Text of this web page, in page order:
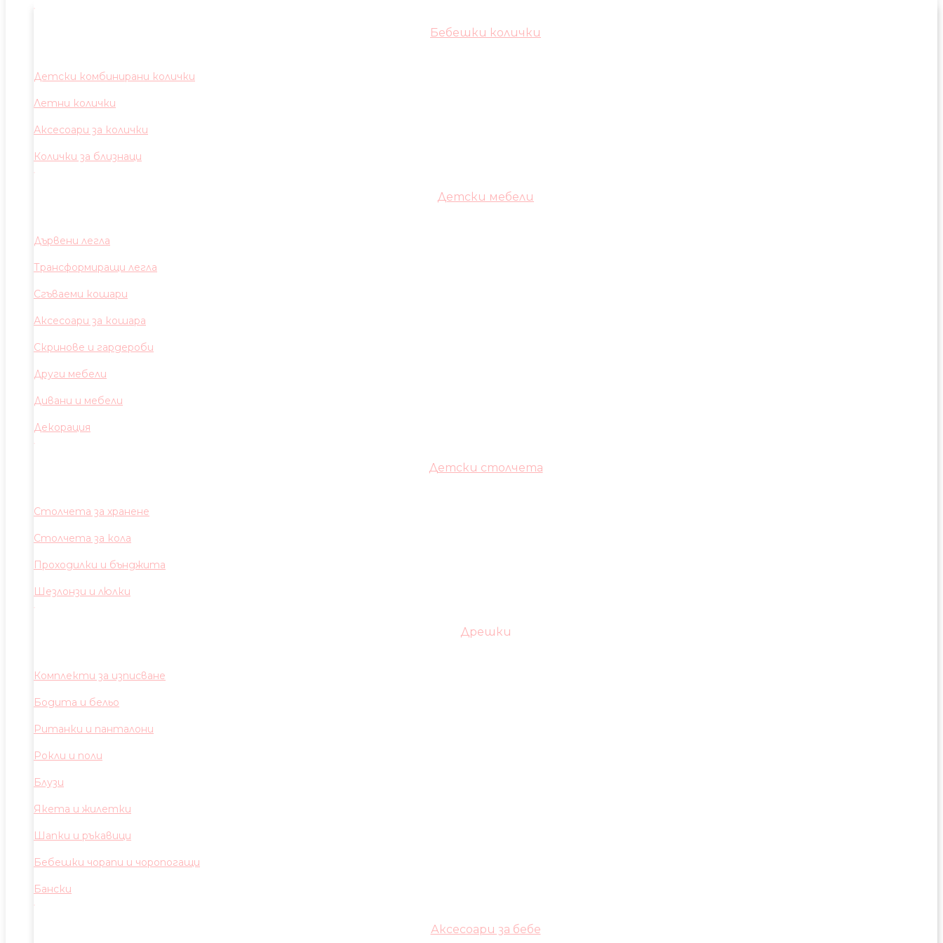
Бебешки колички
Детски комбинирани колички
Летни колички
Аксесоари за колички
Колички за близнаци
Детски мебели
Дървени легла
Трансформиращи легла
Сгъваеми кошари
Аксесоари за кошара
Скринове и гардероби
Други мебели
Дивани и мебели
Декорация
Детски столчета
Столчета за хранене
Столчета за кола
Проходилки и бънджита
Шезлонзи и люлки
Дрешки
Комплекти за изписване
Бодита и бельо
Ританки и панталони
Рокли и поли
Блузи
Якета и жилетки
Шапки и ръкавици
Бебешки чорапи и чоропогащи
Бански
Аксесоари за бебе